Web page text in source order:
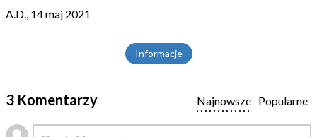
A.D., 14 maj 2021
Informacje
3 Komentarzy Popularne
Najnowsze